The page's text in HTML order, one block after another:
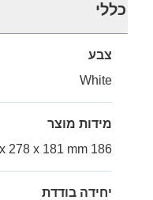
כללי
צבע
White
מידות מוצר
186 x 278 x 181 mm (רוחב x עומק x גובה)
יחידה בודדת